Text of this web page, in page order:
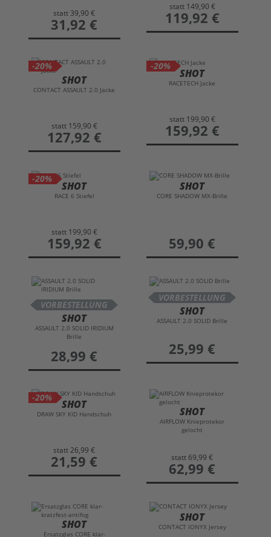
statt 39,90 €
preis
31,92 €
statt 149,90 €
preis
119,92 €
-20%
SHOT
CONTACT ASSAULT 2.0 Jacke
statt 159,90 €
preis
127,92 €
-20%
SHOT
RACETECH Jacke
statt 199,90 €
preis
159,92 €
-20%
SHOT
RACE 6 Stiefel
statt 199,90 €
preis
159,92 €
SHOT
CORE SHADOW MX-Brille
preis
59,90 €
VORBESTELLUNG
SHOT
ASSAULT 2.0 SOLID IRIDIUM
Brille
preis
28,99 €
VORBESTELLUNG
SHOT
ASSAULT 2.0 SOLID Brille
preis
25,99 €
-20%
SHOT
DRAW SKY KID Handschuh
statt26,99 €
preis
21,59 €
SHOT
AIRFLOW Knieprotekor
gelocht
statt 69,99 €
preis
62,99 €
SHOT
Ersatzglas CORE klar-
SHOT
CONTACT IONYX Jersey